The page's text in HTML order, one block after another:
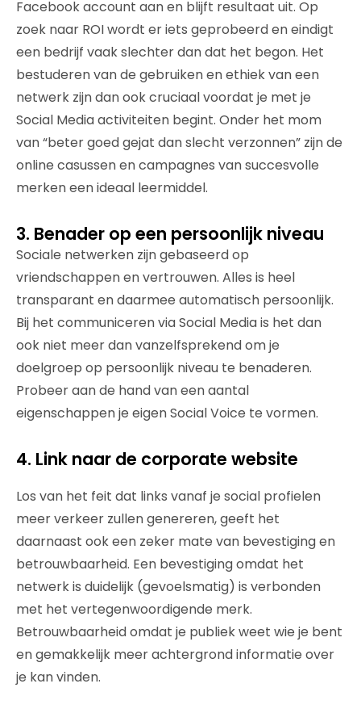
Facebook account aan en blijft resultaat uit. Op
zoek naar ROI wordt er iets geprobeerd en eindigt
een bedrijf vaak slechter dan dat het begon. Het
bestuderen van de gebruiken en ethiek van een
netwerk zijn dan ook cruciaal voordat je met je
Social Media activiteiten begint. Onder het mom
van “beter goed gejat dan slecht verzonnen” zijn de
online casussen en campagnes van succesvolle
merken een ideaal leermiddel.
3. Benader op een persoonlijk niveau
Sociale netwerken zijn gebaseerd op
vriendschappen en vertrouwen. Alles is heel
transparant en daarmee automatisch persoonlijk.
Bij het communiceren via Social Media is het dan
ook niet meer dan vanzelfsprekend om je
doelgroep op persoonlijk niveau te benaderen.
Probeer aan de hand van een aantal
eigenschappen je eigen Social Voice te vormen.
4. Link naar de corporate website
Los van het feit dat links vanaf je social profielen
meer verkeer zullen genereren, geeft het
daarnaast ook een zeker mate van bevestiging en
betrouwbaarheid. Een bevestiging omdat het
netwerk is duidelijk (gevoelsmatig) is verbonden
met het vertegenwoordigende merk.
Betrouwbaarheid omdat je publiek weet wie je bent
en gemakkelijk meer achtergrond informatie over
je kan vinden.